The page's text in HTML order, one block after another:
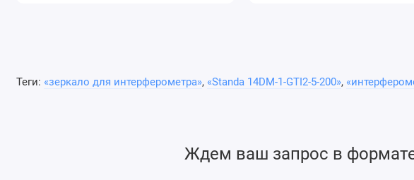
Отражательная способность до 99,9%
Значения GDD находятся в диапазоне от 100 fs2до 1500 fs2 для покрытий
Теги: «зеркало для интерферометра», «Standa 14DM-1-GTI2-5-200»,
Ждем ваш запрос в